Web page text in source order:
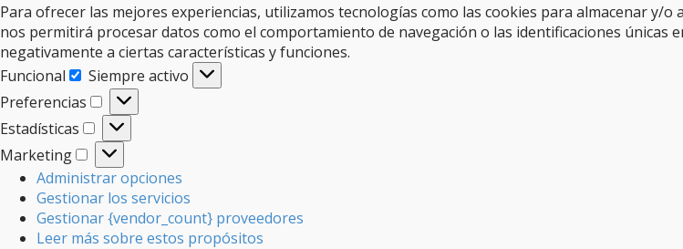
Para ofrecer las mejores experiencias, utilizamos tecnologías como las cookies para almacenar y/
nos permitirá procesar datos como el comportamiento de navegación o las identificaciones
negativamente a ciertas características y funciones.
Funcional
Funcional
Siempre activo
Preferencias
Preferencias
Estadísticas
Estadísticas
Marketing
Marketing
Administrar opciones
Gestionar los servicios
Gestionar {vendor_count} proveedores
Leer más sobre estos propósitos